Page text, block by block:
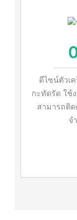
ดีไซน์ตัวเ
กะทัดรัด ใช้
สามารถติ
จ